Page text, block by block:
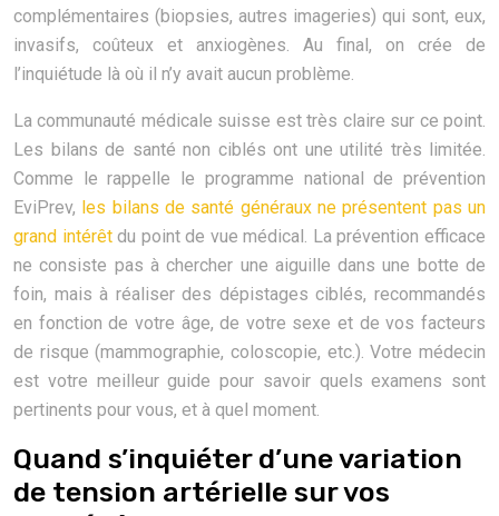
complémentaires (biopsies, autres imageries) qui sont, eux,
invasifs, coûteux et anxiogènes. Au final, on crée de
l’inquiétude là où il n’y avait aucun problème.
La communauté médicale suisse est très claire sur ce point.
Les bilans de santé non ciblés ont une utilité très limitée.
Comme le rappelle le programme national de prévention
EviPrev, les bilans de santé généraux ne présentent pas un
grand intérêtdu point de vue médical. La prévention efficace
ne consiste pas à chercher une aiguille dans une botte de
foin, mais à réaliser des dépistages ciblés, recommandés
en fonction de votre âge, de votre sexe et de vos facteurs
de risque (mammographie, coloscopie, etc.). Votre médecin
est votre meilleur guide pour savoir quels examens sont
pertinents pour vous, et à quel moment.
Quand s’inquiéter d’une variation
de tension artérielle sur vos